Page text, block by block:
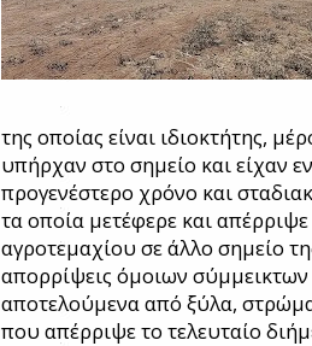
της οποίας είναι ιδιοκτήτης,
υπήρχαν στο σημείο και είχαν
προγενέστερο χρόνο και
τα οποία μετέφερε και
αγροτεμαχίου σε άλλο σημείο
απορρίψεις όμοιων
αποτελούμενα από ξύλα,
που απέρριψε το τελευταίο